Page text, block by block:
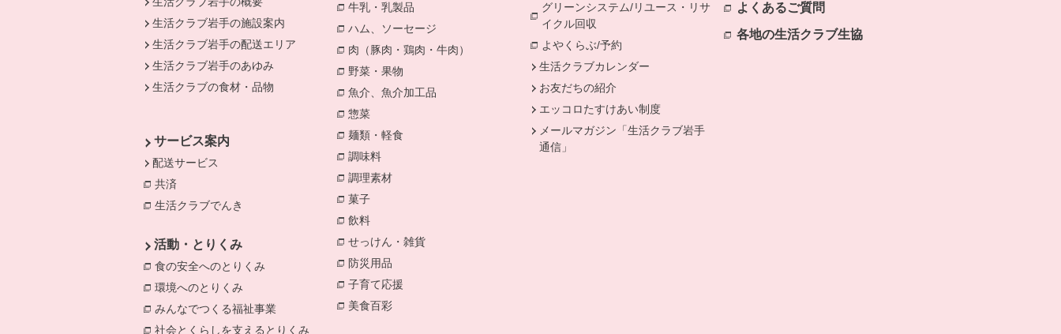
生活クラブ岩手の施設案内
生活クラブ岩手の配送エリア
生活クラブ岩手のあゆみ
生活クラブの食材・品物
サービス案内
配送サービス
共済
生活クラブでんき
別のウィンドウで開きます。
活動・とりくみ
食の安全へのとりくみ 別のウィンドウで開きます。
環境へのとりくみ 別のウィンドウで開きます。
みんなでつくる福祉事業 別のウィンドウで開きます。
社会とくらしを支えるとりくみ
牛乳・乳製品 別のウィンドウで開きます。
ハム、ソーセージ 別のウィンドウで開きます。
肉（豚肉・鶏肉・牛肉）
別のウィンドウで開きます。
野菜・果物 別のウィンドウで開きます。
魚介、魚介加工品 別のウィンドウで開きます。
惣菜
麺類・軽食 別のウィンドウで開きます。
調味料
調理素材
菓子
飲料
せっけん・雑貨
防災用品
子育て応援
美食百彩
グリーンシステム/リユース・リサ
イクル回収
よやくらぶ/予約
生活クラブカレンダー
お友だちの紹介
エッコロたすけあい制度
メールマガジン「生活クラブ岩手
通信」
よくあるご質問
各地の生活クラブ生協